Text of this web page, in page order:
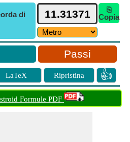
di
⎘
Copia
Passi
LaTeX Ripristina 👍
Formule PDF